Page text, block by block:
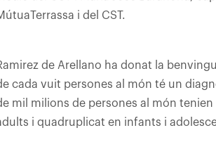
i del CST.
de Arellano ha donat la
cada vuit persones al món té un
mil milions de persones al món
i quadruplicat en infants i